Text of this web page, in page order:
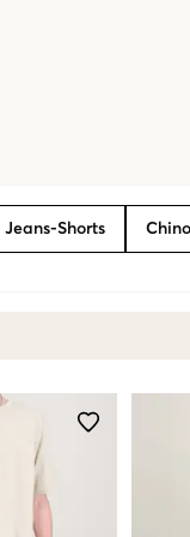
Jeans-Shorts